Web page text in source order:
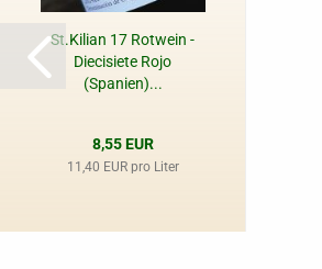
St.Kilian 17 Rotwein -
Diecisiete Rojo
(Spanien)...
8,55 EUR
11,40 EUR pro Liter